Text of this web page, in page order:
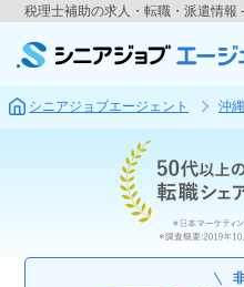
税理士補助の求人・転職・派遣情報
シニアジョブエージェント 沖